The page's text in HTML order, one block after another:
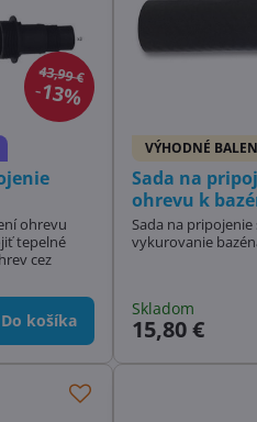
43,99 €
13%
ohrevu
tepelné
cez
Do košíka
VÝHODNÉ
Sada na
ohrevu k
Sada na
vykurovanie
Skladom
15,80 €